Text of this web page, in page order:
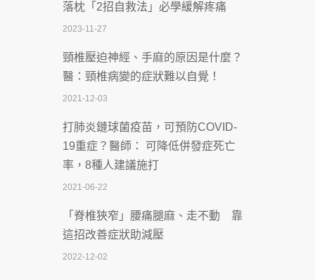
致死率達8成
2026-07-07
深耕萬華55年 西園醫院回顧發展歷程與
智慧 醫療布局
2026-07-06
【115年臺北市「防癌保衛戰：健康好禮
一手刮」】 宣導
2026-07-02
2026-07-02
4連霸議員黃秋澤癌逝！食道癌為何奪命
落枕「2招自救法」必學緩解疼痛
2023-11-27
頸椎壓迫神經、手麻的原因是什麼？
醫：頸椎病變的症狀難以自覺！
2021-12-03
打肺炎鏈球菌疫苗，可預防COVID-
19重症？醫師： 可降低併發症死亡
率，8種人建議施打
2021-06-22
「脊椎狹窄」腰痛腿麻、走不動 靠
這招改善症狀助減壓
2022-12-02